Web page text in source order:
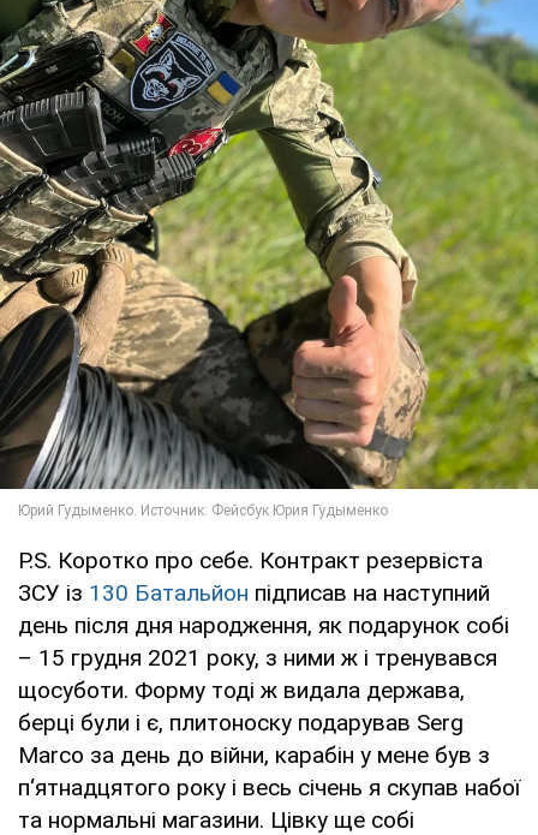
P.S. Коротко про себе. Контракт резервіста
ЗСУ із 130 Батальйон підписав на наступний
день після дня народження, як подарунок собі
– 15 грудня 2021 року, з ними ж і тренувався
щосуботи. Форму тоді ж видала держава,
берці були і є, плитоноску подарував Serg
Marco за день до війни, карабін у мене був з
п‘ятнадцятого року і весь січень я скупав набої
та нормальні магазини. Цівку ще собі